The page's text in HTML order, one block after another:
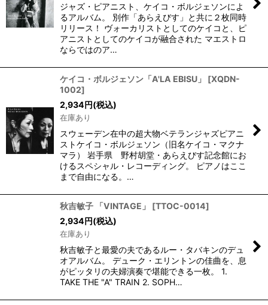
ジャズ・ピアニスト、ケイコ・ボルジェソンによ
るアルバム。 別作「あらえびす」と共に２枚同時
リリース！ ヴォーカリストとしてのケイコと、ピ
アニストとしてのケイコが融合された マエストロ
ならではのア…
ケイコ・ボルジェソン「A'LA EBISU」 [XQDN-
1002]
2,934円(税込)
在庫あり
スウェーデン在中の超大物ベテランジャズピアニ
ストケイコ・ボルジェソン（旧名ケイコ・マクナ
マラ） 岩手県 野村胡堂・あらえびす記念館にお
けるスペシャル・レコーディング。 ピアノはここ
まで自由になる。…
秋吉敏子 「VINTAGE」 [TTOC-0014]
2,934円(税込)
在庫あり
秋吉敏子と最愛の夫であるルー・タバキンのデュ
オアルバム。 デューク・エリントンの佳曲を、息
がピッタリの夫婦演奏で堪能できる一枚。 1.
TAKE THE "A" TRAIN 2. SOPH…